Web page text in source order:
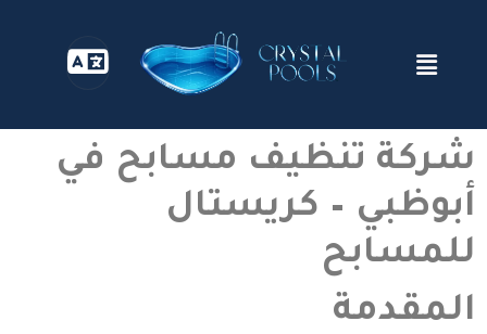
شركة تنظيف مسابح في
أبوظبي – كريستال
للمسابح
المقدمة